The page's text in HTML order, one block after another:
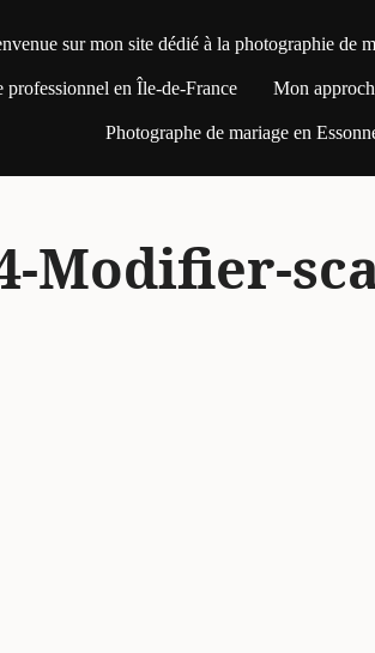
sur mon site dédié à la photographie de
en Île-de-France Mon
Photographe de mariage en
Modifier-